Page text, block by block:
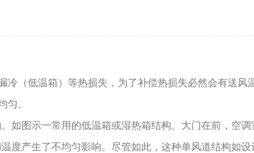
（低温箱）等热损失，为了补偿热损失必然会有送风
匀。
如图示一常用的低温箱或湿热箱结构。大门在前，空调
度产生了不均匀影响。尽管如此，这种单风道结构如设